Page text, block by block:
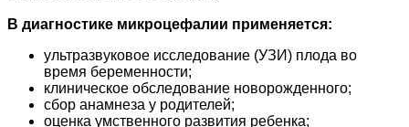
В диагностике микроцефалии применяется:
ультразвуковое исследование (УЗИ) плода во
время беременности;
клиническое обследование новорожденного;
сбор анамнеза у родителей;
оценка умственного развития ребенка;